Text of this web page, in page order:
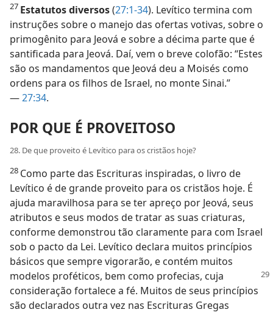
27 Estatutos diversos(27:1-34). Levítico termina com
instruções sobre o manejo das ofertas votivas, sobre o
primogênito para Jeová e sobre a décima parte que é
santificada para Jeová. Daí, vem o breve colofão: “Estes
são os mandamentos que Jeová deu a Moisés como
ordens para os filhos de Israel, no monte Sinai.”
—27:34.
POR QUE É PROVEITOSO
28. De que proveito é Levítico para os cristãos hoje?
28 Como parte das Escrituras inspiradas, o livro de
Levítico é de grande proveito para os cristãos hoje. É
ajuda maravilhosa para se ter apreço por Jeová, seus
atributos e seus modos de tratar as suas criaturas,
conforme demonstrou tão claramente para com Israel
sob o pacto da Lei. Levítico declara muitos princípios
básicos que sempre vigorarão, e contém muitos
modelos proféticos, bem como profecias, cuja
consideração fortalece a fé. Muitos de seus princípios
são declarados outra vez nas Escrituras Gregas